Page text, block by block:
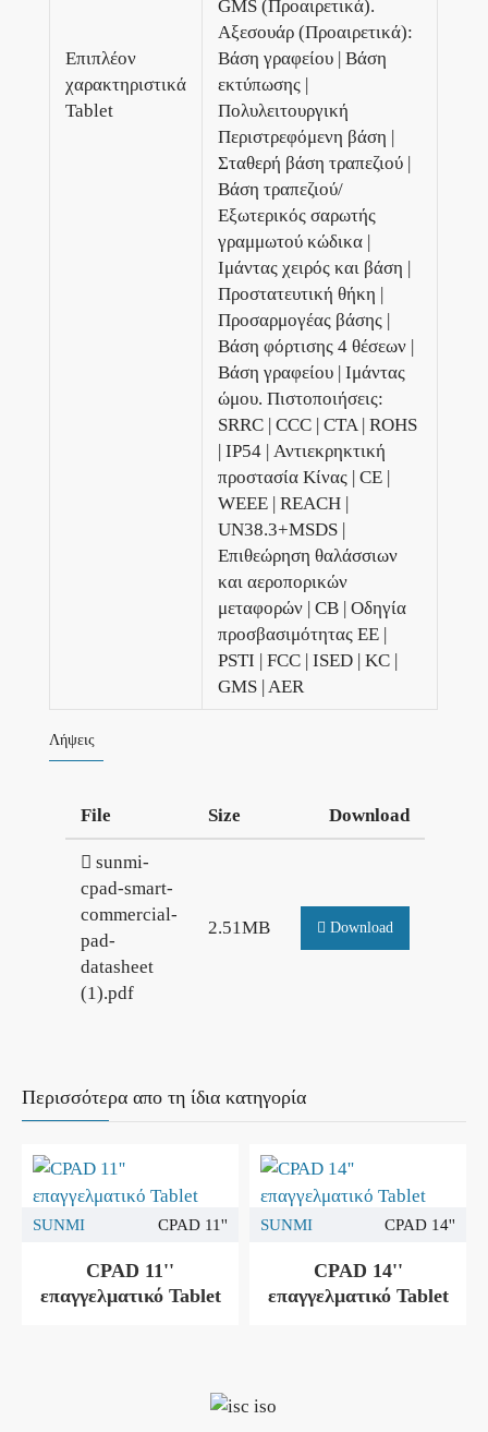
Επιπλέον
χαρακτηριστικά
Tablet
GMS (Προαιρετικά).
Αξεσουάρ (Προαιρετικά):
Βάση γραφείου | Βάση
εκτύπωσης |
Πολυλειτουργική
Περιστρεφόμενη βάση |
Σταθερή βάση τραπεζιού |
Βάση τραπεζιού/
Εξωτερικός σαρωτής
γραμμωτού κώδικα |
Ιμάντας χειρός και βάση |
Προστατευτική θήκη |
Προσαρμογέας βάσης |
Βάση φόρτισης 4 θέσεων |
Βάση γραφείου | Ιμάντας
ώμου. Πιστοποιήσεις:
SRRC | CCC | CTA | ROHS
| IP54 | Αντιεκρηκτική
προστασία Κίνας | CE |
WEEE | ​​REACH |
UN38.3+MSDS |
Επιθεώρηση θαλάσσιων
και αεροπορικών
μεταφορών | CB | Οδηγία
προσβασιμότητας ΕΕ |
PSTI | FCC | ISED | KC |
GMS | AER
Λήψεις
File Size Download
sunmi-
cpad-smart-
commercial-
pad-
datasheet
(1).pdf
2.51MB Download
Περισσότερα απο τη ίδια κατηγορία
GETAC USA Getac A140
GETAC USA
Getac B360 Plus
B360 Plus Touch
Tablet